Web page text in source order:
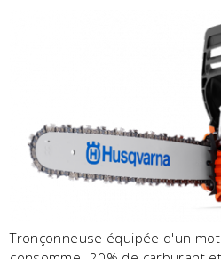
Tronçonneuse équipée d'un